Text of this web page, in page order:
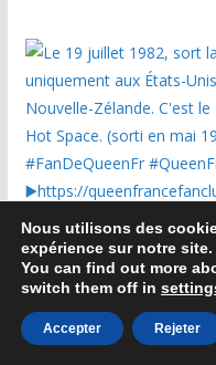
Nous utilisons des
expérience sur notre site.
You can find out more
switch them off in
Accepter Rejeter